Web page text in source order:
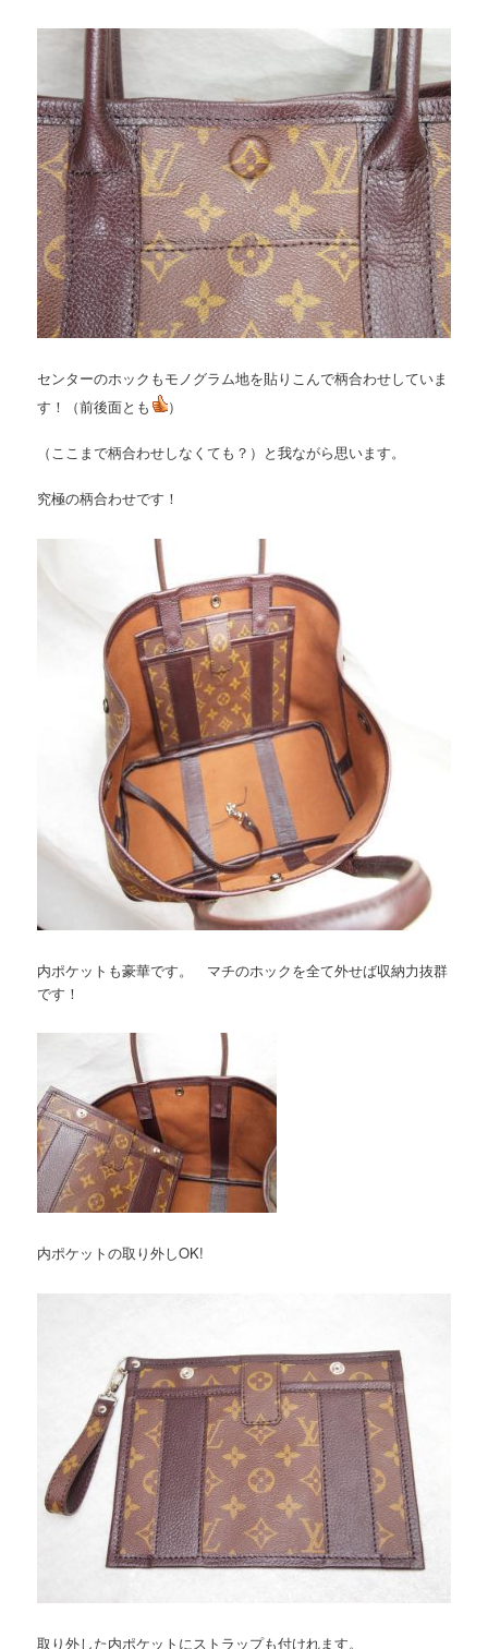
センターのホックもモノグラム地を貼りこんで柄合わせしていま
す！（前後面とも
）
（ここまで柄合わせしなくても？）と我ながら思います。
究極の柄合わせです！
内ポケットも豪華です。 マチのホックを全て外せば収納力抜群
です！
内ポケットの取り外しOK!
取り外した内ポケットにストラップも付けれます。